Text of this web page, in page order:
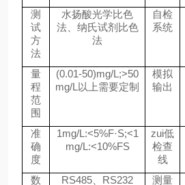
测
试
方
法
水扬酸光学比色
法、纳氏试剂比色
法
自检
系统
量
程
范
围
(0.01-50)mg/L;>50
mg/L以上需要定制
模拟
输出
准
确
度
1mg/L:<5%F·S;<1
mg/L:<10%FS
zui低
检查
线
数
RS485、RS232
测量